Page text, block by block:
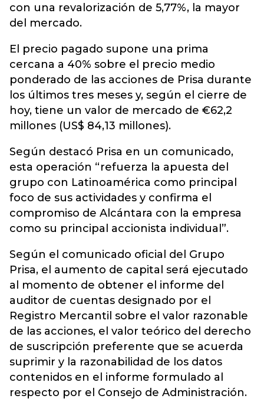
con una revalorización de 5,77%, la mayor
del mercado.
El precio pagado supone una prima
cercana a 40% sobre el precio medio
ponderado de las acciones de Prisa durante
los últimos tres meses y, según el cierre de
hoy, tiene un valor de mercado de €62,2
millones (US$ 84,13 millones).
Según destacó Prisa en un comunicado,
esta operación “refuerza la apuesta del
grupo con Latinoamérica como principal
foco de sus actividades y confirma el
compromiso de Alcántara con la empresa
como su principal accionista individual”.
Según el comunicado oficial del Grupo
Prisa, el aumento de capital será ejecutado
al momento de obtener el informe del
auditor de cuentas designado por el
Registro Mercantil sobre el valor razonable
de las acciones, el valor teórico del derecho
de suscripción preferente que se acuerda
suprimir y la razonabilidad de los datos
contenidos en el informe formulado al
respecto por el Consejo de Administración.